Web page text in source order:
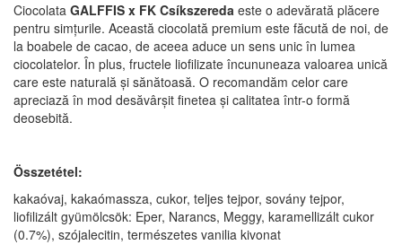
Ciocolata GALFFIS x FK Csíkszereda este o adevărată plăcere
pentru simțurile. Această ciocolată premium este făcută de noi, de
la boabele de cacao, de aceea aduce un sens unic în lumea
ciocolatelor. În plus, fructele liofilizate încununeaza valoarea unică
care este naturală și sănătoasă. O recomandăm celor care
apreciază în mod desăvârșit finetea și calitatea într-o formă
deosebită.
Összetétel:
kakaóvaj, kakaómassza, cukor, teljes tejpor, sovány tejpor,
liofilizált gyümölcsök: Eper, Narancs, Meggy, karamellizált cukor
(0.7%), szójalecitin, természetes vanilia kivonat